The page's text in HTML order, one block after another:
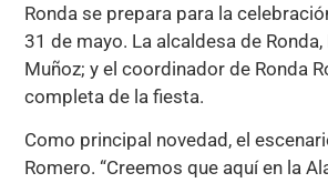
Ronda se prepara para la
31 de mayo. La alcaldesa de
Muñoz; y el coordinador de Ronda
completa de la fiesta.
Como principal novedad, el
Romero. “Creemos que aquí en la